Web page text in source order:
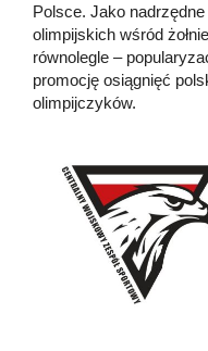
Polsce. Jako
olimpijskich wśród
równolegle –
promocję osiągnięć
olimpijczyków.